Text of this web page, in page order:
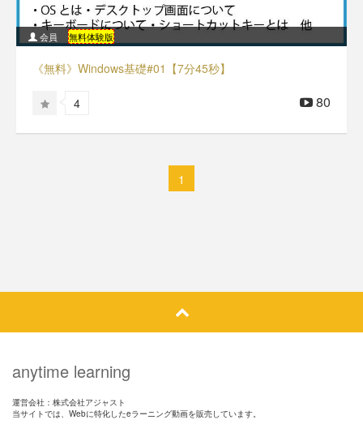
会員 無料体験版
《無料》Windows基礎#01【7分45秒】
4 80
1
anytime learning
運営会社：株式会社アジャスト
当サイトでは、Webに特化したeラーニング動画を販売しています。